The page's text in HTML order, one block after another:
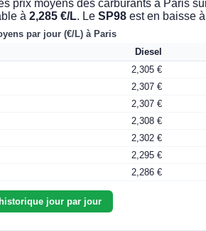
prix moyens des carburants à Paris
à 2,285 €/L. Le SP98est en baisse à
par jour (€/L) à Paris
Diesel
2,305 €
2,307 €
2,307 €
2,308 €
2,302 €
2,295 €
2,286 €
jour par jour